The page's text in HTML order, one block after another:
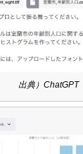
出典）ChatGPT